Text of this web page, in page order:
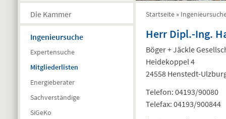
Die Kammer
Ingenieursuche
Expertensuche
Mitgliederlisten
Energieberater
Sachverständige
SiGeKo
Sie sind hier
Startseite »
Herr Dipl.-Ing.
Böger + Jäckle
Heidekoppel 4
24558 Henstedt-
Telefon: 04193/90080
Telefax: 04193/900844